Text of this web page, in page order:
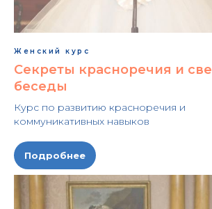
Женский курс
Секреты красноречия и
беседы
Курс по развитию красноречия и
коммуникативных навыков
Подробнее